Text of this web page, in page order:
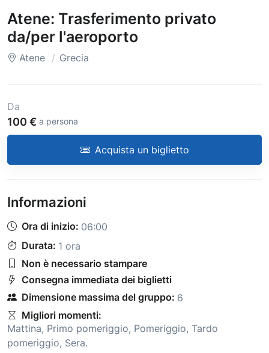
Atene: Trasferimento privato
da/per l'aeroporto
Atene Grecia
Da
100 € a persona
Acquista un biglietto
Informazioni
Ora di inizio: 06:00
Durata: 1 ora
Non è necessario stampare
Consegna immediata dei biglietti
Dimensione massima del gruppo: 6
Migliori momenti:
Mattina, Primo pomeriggio, Pomeriggio, Tardo
pomeriggio, Sera.